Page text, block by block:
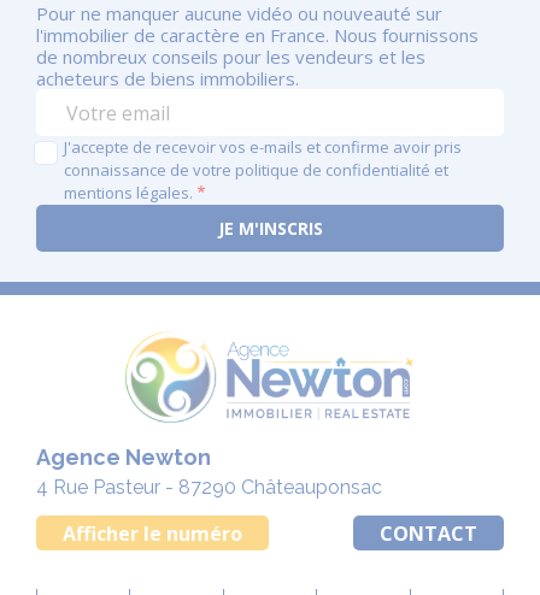
Pour ne manquer aucune vidéo ou nouveauté sur
l'immobilier de caractère en France. Nous fournissons
de nombreux conseils pour les vendeurs et les
acheteurs de biens immobiliers.
J'accepte de recevoir vos e-mails et confirme avoir pris
connaissance de votre politique de confidentialité et
mentions légales.
Agence Newton
4 Rue Pasteur - 87290 Châteauponsac
Afficher le numéro CONTACT